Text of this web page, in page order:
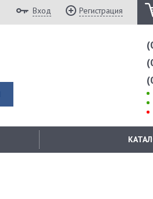
Вход Регистрация